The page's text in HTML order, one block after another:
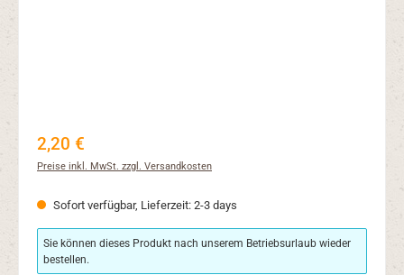
Regulärer Preis:
2,20 €
Preise inkl. MwSt. zzgl. Versandkosten
Sofort verfügbar, Lieferzeit: 2-3 days
Sie können dieses Produkt nach unserem Betriebsurlaub wieder
bestellen.